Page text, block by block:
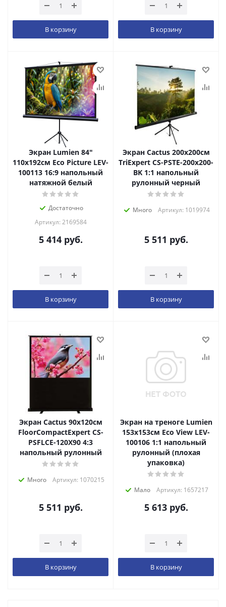
В корзину В корзину
Экран Lumien 84"
110x192см Eco Picture LEV-
100113 16:9 напольный
натяжной белый
Достаточно
Артикул: 2169584
5 414руб.
В корзину
Экран Cactus 200x200см
TriExpert CS-PSTE-200x200-
BK 1:1 напольный
рулонный черный
Много Артикул: 1019974
5 511 руб.
В корзину
Экран Cactus 90x120см
FloorCompactExpert CS-
PSFLCE-120X90 4:3
напольный рулонный
Много Артикул: 1070215
5 511 руб.
В корзину
Экран на треноге Lumien
153x153см Eco View LEV-
100106 1:1 напольный
рулонный (плохая
упаковка)
Мало Артикул: 1657217
5 613руб.
В корзину